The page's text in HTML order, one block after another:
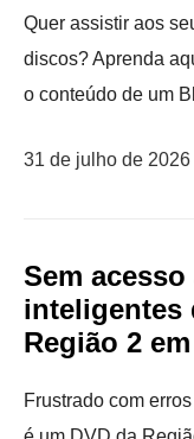
Quer assistir aos
discos? Aprenda
o conteúdo de um
31 de julho de
Sem
inteligentes
Região 2
Frustrado com